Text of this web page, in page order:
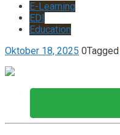
E-Learning
EDI
Education
Oktober 18, 2025 0Tagged